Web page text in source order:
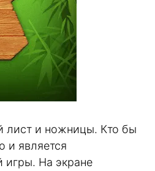
лист и ножницы. Кто бы
и является
игры. На экране